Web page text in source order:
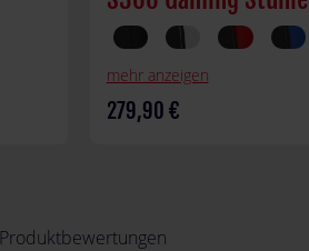
mehr anzeigen
279,90 €
Produktbewertungen